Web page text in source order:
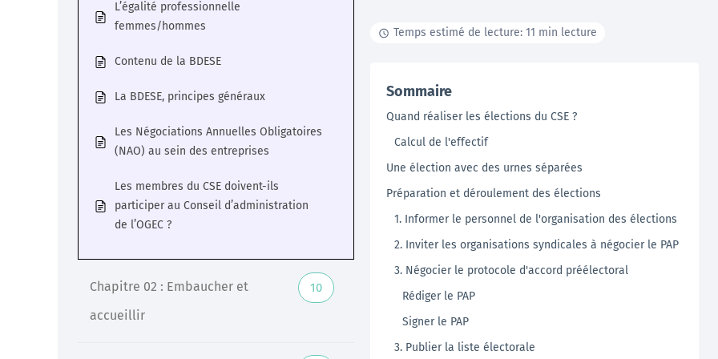
Veille
d’experts
En savoir +
Documentation
L’égalité professionnelle
femmes/hommes
Contenu de la BDESE
La BDESE, principes généraux
Les Négociations Annuelles Obligatoires
(NAO) au sein des entreprises
Les membres du CSE doivent-ils
participer au Conseil d’administration
de l’OGEC ?
Chapitre 02 : Embaucher et
accueillir
10
Temps estimé de lecture: 11 min lecture
Sommaire
Quand réaliser les élections du CSE ?
Calcul de l'effectif
Une élection avec des urnes séparées
Préparation et déroulement des élections
1. Informer le personnel de l'organisation des élections
2. Inviter les organisations syndicales à négocier le PAP
3. Négocier le protocole d'accord préélectoral
Rédiger le PAP
Signer le PAP
3. Publier la liste électorale